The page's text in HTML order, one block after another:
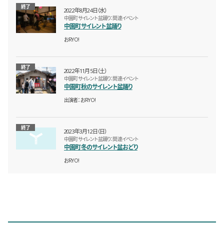
2022年8月24日（水）
終了
中園町サイレント盆踊り：関連イベント
中園町サイレント盆踊り
おRYO!
2022年11月5日（土）
終了
中園町サイレント盆踊り：関連イベント
中園町秋のサイレント盆踊り
出演者 おRYO!
2023年3月12日（日）
終了
中園町サイレント盆踊り：関連イベント
中園町冬のサイレント盆おどり
おRYO!